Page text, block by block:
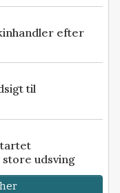
efter
til
udsving